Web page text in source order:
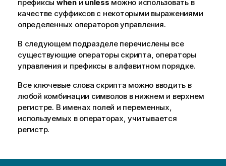
префиксы whenи unless можно использовать в
качестве суффиксов с некоторыми выражениями
определенных операторов управления.
В следующем подразделе перечислены все
существующие операторы скрипта, операторы
управления и префиксы в алфавитном порядке.
Все ключевые слова скрипта можно вводить в
любой комбинации символов в нижнем и верхнем
регистре. В именах полей и переменных,
используемых в операторах, учитывается
регистр.